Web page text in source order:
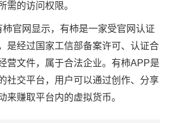
需的访问权限。
官网显示，有柿是一家受官网认证
是经过国家工信部备案许可、认证合
营文件，属于合法企业。有柿APP是
社交平台，用户可以通过创作、分享
来赚取平台内的虚拟货币。